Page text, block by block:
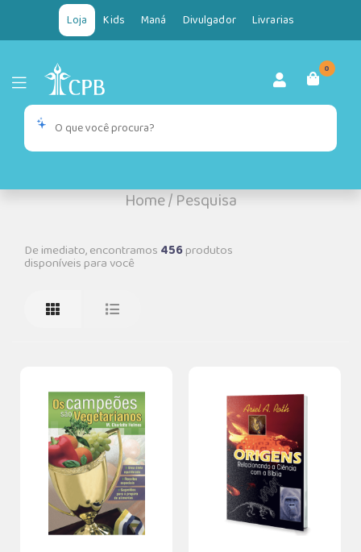
Loja Kids Maná Divulgador Livrarias
0
Home/Pesquisa
De imediato, encontramos 456produtos
disponíveis para você